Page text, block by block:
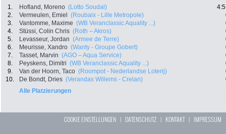
1. Hofland, Moreno (Lotto Soudal)
2.
Vermeulen, Emiel (Roubaix - Lille Metropole)
3.
Vantomme, Maxime (WB Veranclassic Aquality ...)
4.
Stüssi, Colin Chris (Roth – Akros)
5.
Levasseur, Jordan (Armee de Terre)
6.
Meurisse, Xandro (Wanty - Groupe Gobert)
7.
Tasset, Marvin (AGO – Aqua Service)
8.
Peyskens, Dimitri (WB Veranclassic Aquality ...)
9.
Van der Hoorn, Taco (Roompot - Nederlandse Loterij)
10.
De Bondt, Dries (Verandas Willems - Crelan)
Alle Platzierungen
COOKIE EINSTELLUNGEN | DATENSCHUTZ | KONTAKT| IMPRESSUM